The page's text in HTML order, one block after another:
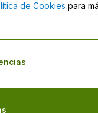
tus opciones de
de Cookies para